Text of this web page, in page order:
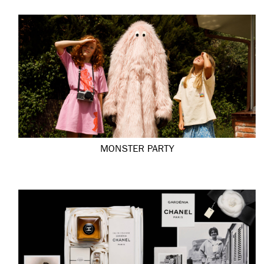
MONSTER PARTY